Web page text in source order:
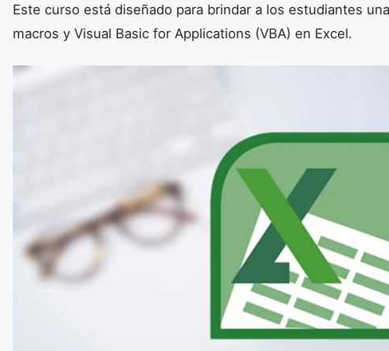
Este curso está diseñado para brindar a los estudiantes
macros y Visual Basic for Applications (VBA) en Excel.